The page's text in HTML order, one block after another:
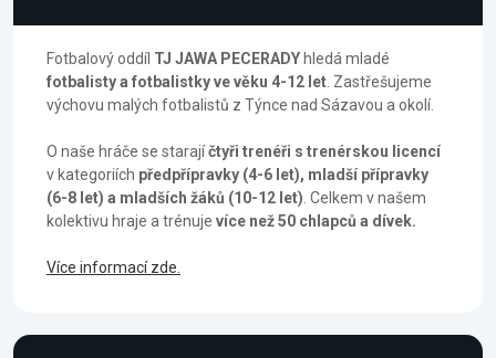
Fotbalový oddíl TJ JAWA PECERADYhledá mladé
fotbalisty a fotbalistky ve věku 4-12 let . Zastřešujeme
výchovu malých fotbalistů z Týnce nad Sázavou a okolí.
O naše hráče se starajíčtyři trenéři s trenérskou licencí
v kategoriích předpřípravky (4-6 let), mladší přípravky
(6-8 let) a mladších žáků (10-12 let) . Celkem v našem
kolektivu hraje a trénuje více než 50 chlapců a dívek.
Více informací zde.